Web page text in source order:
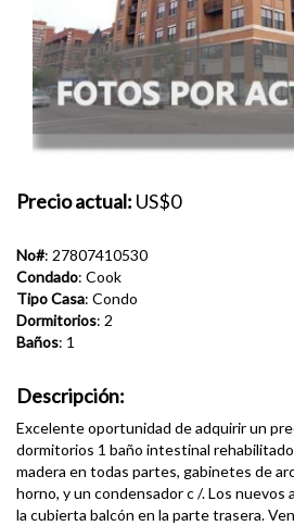
Precio actual: US$0
No#: 27807410530
Condado: Cook
Tipo Casa: Condo
Dormitorios: 2
Baños: 1
Descripción:
Excelente oportunidad de adquirir un
dormitorios 1 baño intestinal
madera en todas partes, gabinetes de
horno, y un condensador c /. Los nuevos
la cubierta balcón en la parte trasera.